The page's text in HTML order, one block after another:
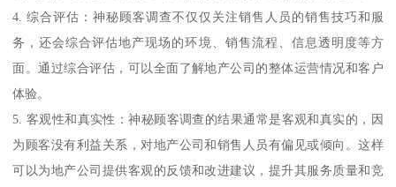
4. 综合评估：神秘顾客调查不仅仅关注销售人员的销售技巧和服
务，还会综合评估地产现场的环境、销售流程、信息透明度等方
面。通过综合评估，可以全面了解地产公司的整体运营情况和客户
体验。
5. 客观性和真实性：神秘顾客调查的结果通常是客观和真实的，因
为顾客没有利益关系，对地产公司和销售人员有偏见或倾向。这样
可以为地产公司提供客观的反馈和改进建议，提升其服务质量和竞